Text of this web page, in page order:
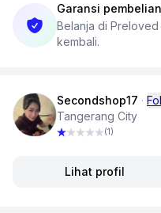
Garansi pembelian
Belanja di
kembali.
Secondshop17 ·
Tangerang City
(1)
Lihat profil